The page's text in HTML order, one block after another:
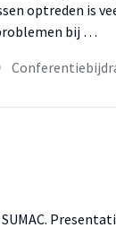
optreden is
bij …